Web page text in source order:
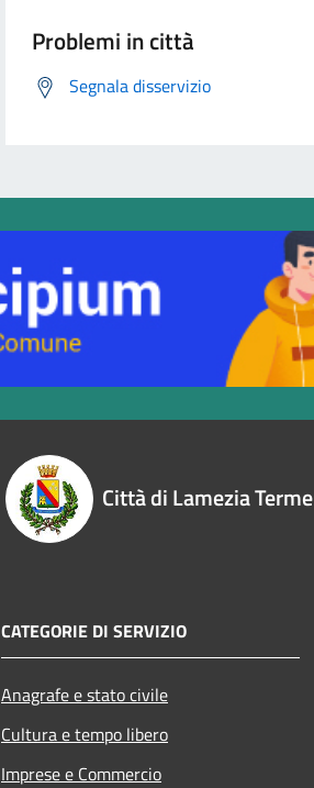
Problemi in città
Segnala disservizio
Città di Lamezia Terme
CATEGORIE DI SERVIZIO
Anagrafe e stato civile
Cultura e tempo libero
Imprese e Commercio